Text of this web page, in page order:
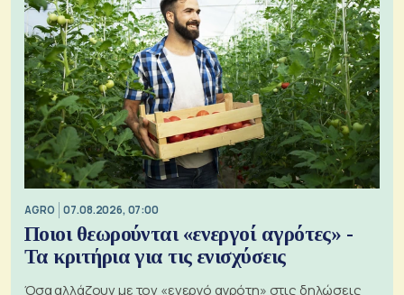
AGRO 07.08.2026, 07:00
Ποιοι θεωρούνται «ενεργοί αγρότες» -
Τα κριτήρια για τις ενισχύσεις
Όσα αλλάζουν με τον «ενεργό αγρότη» στις δηλώσεις